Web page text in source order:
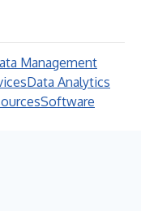
Management
Data Analytics
Software